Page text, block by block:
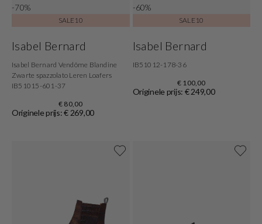
-70%
SALE10
Isabel Bernard
Isabel Bernard Vendôme Blandine
Zwarte spazzolato Leren Loafers
IB51015-601-37
€ 80,00
Originele prijs: € 269,00
-60%
SALE10
Isabel Bernard
IB51012-178-36
€ 100,00
Originele prijs: € 249,00